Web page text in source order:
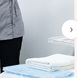
›